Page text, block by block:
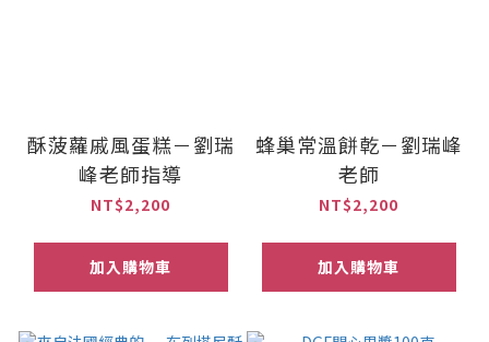
酥菠蘿戚風蛋糕－劉瑞
峰老師指導
NT$2,200
加入購物車
蜂巢常溫餅乾－劉瑞峰
老師
NT$2,200
加入購物車